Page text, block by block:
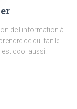
de l'information à
ce qui fait le
cool aussi.